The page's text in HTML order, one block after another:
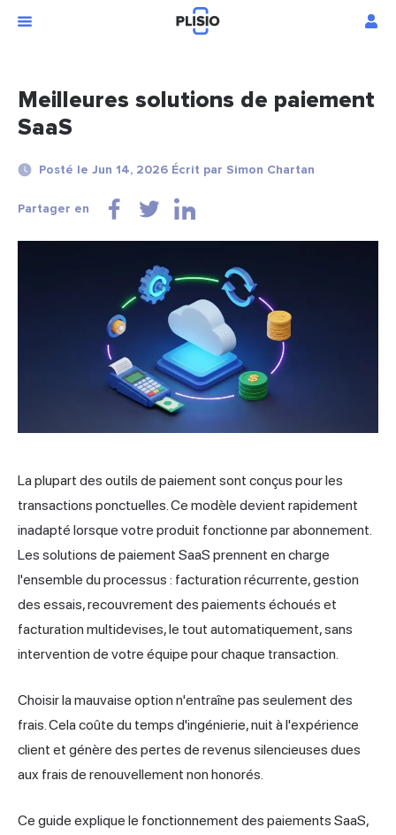
Meilleures solutions de paiement
SaaS
Posté le Jun 14, 2026 Écrit par Simon Chartan
Partager en
La plupart des outils de paiement sont conçus pour les
transactions ponctuelles. Ce modèle devient rapidement
inadapté lorsque votre produit fonctionne par abonnement.
Les solutions de paiement SaaS prennent en charge
l'ensemble du processus : facturation récurrente, gestion
des essais, recouvrement des paiements échoués et
facturation multidevises, le tout automatiquement, sans
intervention de votre équipe pour chaque transaction.
Choisir la mauvaise option n'entraîne pas seulement des
frais. Cela coûte du temps d'ingénierie, nuit à l'expérience
client et génère des pertes de revenus silencieuses dues
aux frais de renouvellement non honorés.
Ce guide explique le fonctionnement des paiements SaaS,